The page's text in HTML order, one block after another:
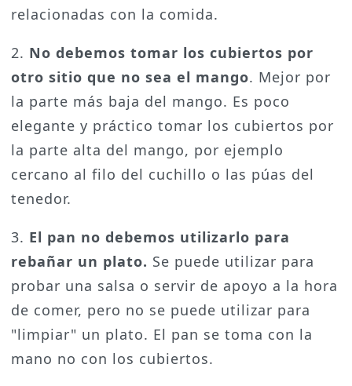
relacionadas con la comida.
2. No debemos tomar los cubiertos por
otro sitio que no sea el mango. Mejor por
la parte más baja del mango. Es poco
elegante y práctico tomar los cubiertos por
la parte alta del mango, por ejemplo
cercano al filo del cuchillo o las púas del
tenedor.
3. El pan no debemos utilizarlo para
rebañar un plato. Se puede utilizar para
probar una salsa o servir de apoyo a la hora
de comer, pero no se puede utilizar para
"limpiar" un plato. El pan se toma con la
mano no con los cubiertos.